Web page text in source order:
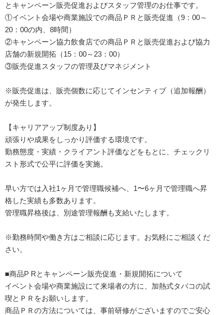
とキャンペーン販売促進およびスタッフ管理のお仕事です。
①イベント会場や商業施設での商品ＰＲと販売促進（9：00～
20：00の内、8時間）
②キャンペーン協力飲食店での商品ＰＲと販売促進および協力
店舗の新規開拓（15：00～23：00）
③販売促進スタッフの管理及びマネジメント
※販売促進は、販売個数に応じてインセンティブ（追加報酬）
が発生します。
【キャリアアップ制度あり】
頑張りや成果をしっかり評価する環境です。
勤務態度・実績・クライアント評価などをもとに、チェックリ
スト形式で公平に評価を実施。
早い方では入社1ヶ月で管理職候補へ、1〜6ヶ月で管理職へ昇
格した実績も多数あります。
管理職昇格後は、別途管理報酬も支給いたします。
※勤務時間や働き方はご相談に応じます。お気軽にご相談くだ
さい。
■商品P Rとキャンペーン販売促進・新規開拓について
イベント会場や商業施設にて来場者の方に、加熱式タバコの試
喫とＰＲをお願いします。
商品ＰＲの方法については、事前研修がございますのでご安心